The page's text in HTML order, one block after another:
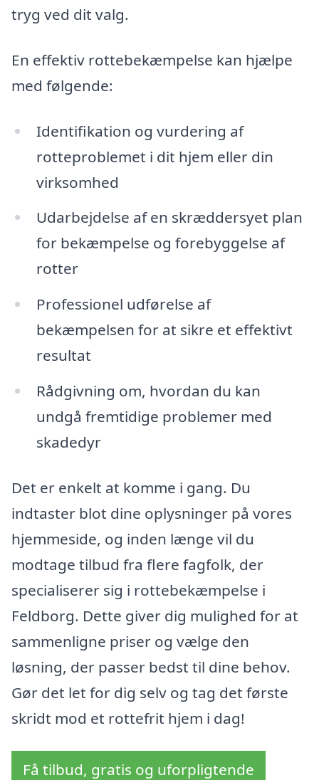
tryg ved dit valg.
En effektiv rottebekæmpelse kan hjælpe
med følgende:
Identifikation og vurdering af
rotteproblemet i dit hjem eller din
virksomhed
Udarbejdelse af en skræddersyet plan
for bekæmpelse og forebyggelse af
rotter
Professionel udførelse af
bekæmpelsen for at sikre et effektivt
resultat
Rådgivning om, hvordan du kan
undgå fremtidige problemer med
skadedyr
Det er enkelt at komme i gang. Du
indtaster blot dine oplysninger på vores
hjemmeside, og inden længe vil du
modtage tilbud fra flere fagfolk, der
specialiserer sig i rottebekæmpelse i
Feldborg. Dette giver dig mulighed for at
sammenligne priser og vælge den
løsning, der passer bedst til dine behov.
Gør det let for dig selv og tag det første
skridt mod et rottefrit hjem i dag!
Få tilbud, gratis og uforpligtende